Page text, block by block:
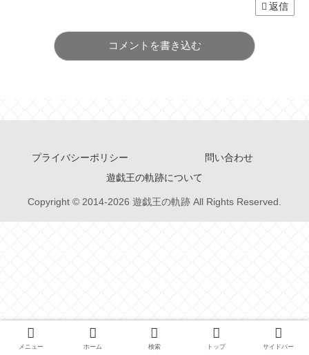
返信
コメントを書き込む
プライバシーポリシー
問い合わせ
遊戯王の軌跡について
Copyright © 2014-2026 遊戯王の軌跡 All Rights Reserved.
メニュー ホーム 検索 トップ サイドバー